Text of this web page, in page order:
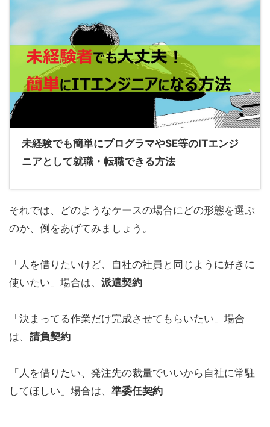
未経験でも簡単にプログラマやSE等のITエンジ
ニアとして就職・転職できる方法
それでは、どのようなケースの場合にどの形態を選ぶ
のか、例をあげてみましょう。
「人を借りたいけど、自社の社員と同じように好きに
使いたい」 場合は、 派遣契約
「決まってる作業だけ完成させてもらいたい」 場合
は、 請負契約
「人を借りたい、発注先の裁量でいいから自社に常駐
してほしい」 場合は、 準委任契約